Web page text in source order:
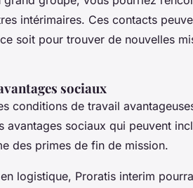
intérimaires. Ces contacts
soit pour trouver de nouvelles
sociaux
conditions de travail
sociaux qui peuvent
des primes de fin de mission.
logistique, Proratis interim